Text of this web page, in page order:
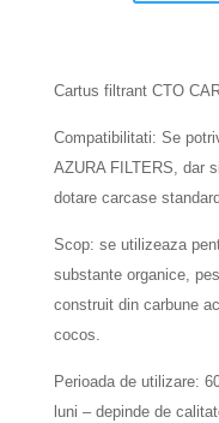
Cartus filtrant CTO
Compatibilitati: Se
AZURA FILTERS, dar
dotare carcase
Scop: se utilizeaza
substante organice,
construit din carbune
cocos.
Perioada de utilizare:
luni – depinde de